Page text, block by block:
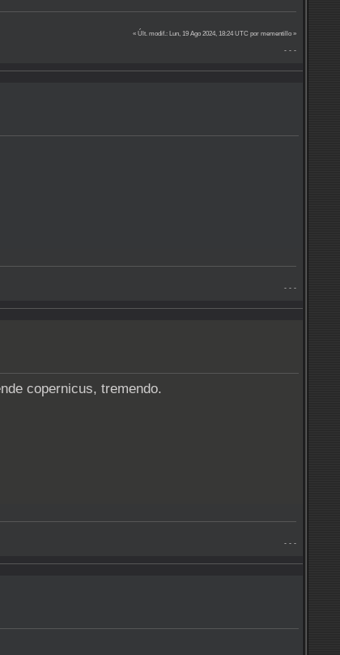
« Últ. modif.: Lun, 19 Ago 2024, 18:24 UTC por mementillo »
- - -
- - -
copernicus, tremendo.
- - -